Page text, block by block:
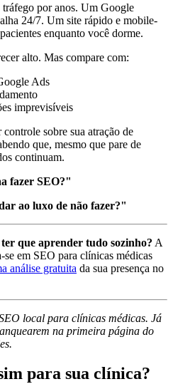
por anos. Um Google
24/7. Um site rápido e mobile-
enquanto você dorme.
alto. Mas compare com:
Ads
imprevisíveis
sobre sua atração de
que, mesmo que pare de
continuam.
fazer SEO?"
ao luxo de não fazer?"
que aprender tudo sozinho? A
em SEO para clínicas médicas
análise gratuita da sua presença no
local para clínicas médicas. Já
na primeira página do
para sua clínica?